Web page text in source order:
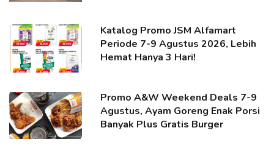
Katalog Promo JSM Alfamart
Periode 7-9 Agustus 2026, Lebih
Hemat Hanya 3 Hari!
Promo A&W Weekend Deals 7-9
Agustus, Ayam Goreng Enak Porsi
Banyak Plus Gratis Burger